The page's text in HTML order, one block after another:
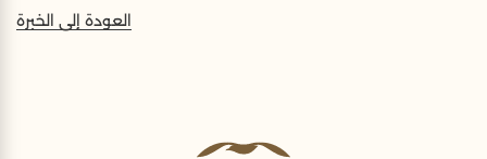
العودة إلى الخبرة